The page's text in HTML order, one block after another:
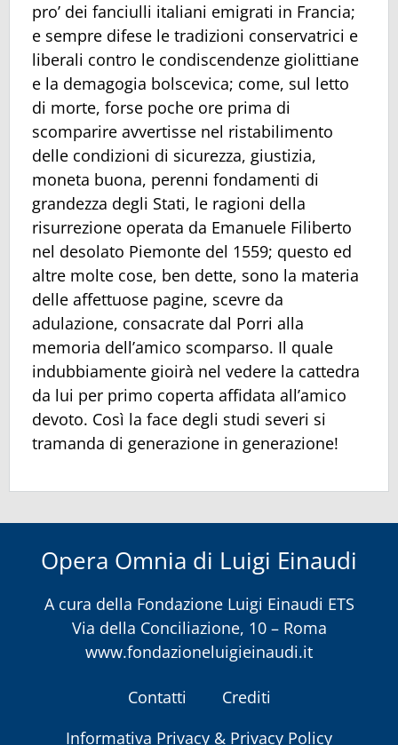
pro’ dei fanciulli italiani emigrati in Francia;
e sempre difese le tradizioni conservatrici e
liberali contro le condiscendenze giolittiane
e la demagogia bolscevica; come, sul letto
di morte, forse poche ore prima di
scomparire avvertisse nel ristabilimento
delle condizioni di sicurezza, giustizia,
moneta buona, perenni fondamenti di
grandezza degli Stati, le ragioni della
risurrezione operata da Emanuele Filiberto
nel desolato Piemonte del 1559; questo ed
altre molte cose, ben dette, sono la materia
delle affettuose pagine, scevre da
adulazione, consacrate dal Porri alla
memoria dell’amico scomparso. Il quale
indubbiamente gioirà nel vedere la cattedra
da lui per primo coperta affidata all’amico
devoto. Così la face degli studi severi si
tramanda di generazione in generazione!
Opera Omnia di Luigi Einaudi
A cura della Fondazione Luigi Einaudi ETS
Via della Conciliazione, 10 – Roma
www.fondazioneluigieinaudi.it
Contatti
Crediti
Informativa Privacy & Privacy Policy